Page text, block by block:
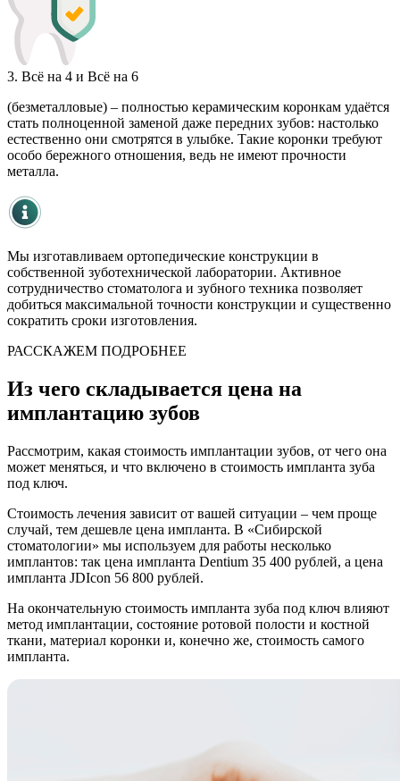
3. Всё на 4 и Всё на 6
(безметалловые) – полностью керамическим коронкам удаётся
стать полноценной заменой даже передних зубов: настолько
естественно они смотрятся в улыбке. Такие коронки требуют
особо бережного отношения, ведь не имеют прочности
металла.
Мы изготавливаем ортопедические конструкции в
собственной зуботехнической лаборатории. Активное
сотрудничество стоматолога и зубного техника позволяет
добиться максимальной точности конструкции и существенно
сократить сроки изготовления.
РАССКАЖЕМ ПОДРОБНЕЕ
Из чего складывается цена на
имплантацию зубов
Рассмотрим, какая стоимость имплантации зубов, от чего она
может меняться, и что включено в стоимость импланта зуба
под ключ.
Стоимость лечения зависит от вашей ситуации – чем проще
случай, тем дешевле цена импланта. В «Сибирской
стоматологии» мы используем для работы несколько
имплантов: так цена импланта Dentium 35 400 рублей, а цена
импланта JDIcon 56 800 рублей.
На окончательную стоимость импланта зуба под ключ влияют
метод имплантации, состояние ротовой полости и костной
ткани, материал коронки и, конечно же, стоимость самого
импланта.